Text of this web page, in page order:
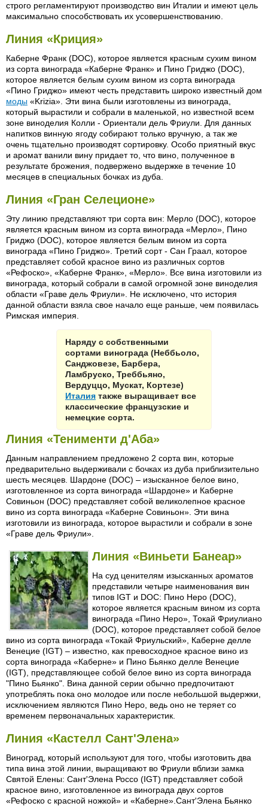
строго регламентируют производство вин Италии и имеют цель
максимально способствовать их усовершенствованию.
Линия «Криция»
Каберне Франк (DOC), которое является красным сухим вином
из сорта винограда «Каберне Франк» и Пино Гриджо (DOC),
которое является белым сухим вином из сорта винограда
«Пино Гриджо» имеют честь представить широко известный дом
моды «Krizia». Эти вина были изготовлены из винограда,
который вырастили и собрали в маленькой, но известной всем
зоне виноделия Колли - Ориентали дель Фриули. Для данных
напитков винную ягоду собирают только вручную, а так же
очень тщательно производят сортировку. Особо приятный вкус
и аромат ванили вину придает то, что вино, полученное в
результате брожения, подвержено выдержке в течение 10
месяцев в специальных бочках из дуба.
Линия «Гран Селеционе»
Эту линию представляют три сорта вин: Мерло (DOC), которое
является красным вином из сорта винограда «Мерло», Пино
Гриджо (DOC), которое является белым вином из сорта
винограда «Пино Гриджо». Третий сорт - Сан Граал, которое
представляет собой красное вино из различных сортов
«Рефоско», «Каберне Франк», «Мерло». Все вина изготовили из
винограда, который собрали в самой огромной зоне виноделия
области «Граве дель Фриули». Не исключено, что история
данной области взяла свое начало еще раньше, чем появилась
Римская империя.
Наряду с собственными
сортами винограда (Неббьоло,
Санджовезе, Барбера,
Ламбруско, Треббьяно,
Вердуццо, Мускат, Кортезе)
Италия также выращивает все
классические французские и
немецкие сорта.
Линия «Тенименти д'Аба»
Данным направлением предложено 2 сорта вин, которые
предварительно выдерживали с бочках из дуба приблизительно
шесть месяцев. Шардоне (DOC) – изысканное белое вино,
изготовленное из сорта винограда «Шардоне» и Каберне
Совиньон (DOC) представляет собой великолепное красное
вино из сорта винограда «Каберне Совиньон». Эти вина
изготовили из винограда, которое вырастили и собрали в зоне
«Граве дель Фриули».
Линия «Виньети Банеар»
На суд ценителям изысканных ароматов
представили четыре наименования вин
типов IGT и DOC: Пино Неро (DOC),
которое является красным вином из сорта
винограда «Пино Неро», Токай Фриулиано
(DOC), которое представляет собой белое
вино из сорта винограда «Токай Фриульский», Каберне делле
Венецие (IGT) – известно, как превосходное красное вино из
сорта винограда «Каберне» и Пино Бьянко делле Венецие
(IGT), представляющее собой белое вино из сорта винограда
"Пино Бьянко". Вина данной серии обычно предпочитают
употреблять пока оно молодое или после небольшой выдержки,
исключением являются Пино Неро, ведь оно не теряет со
временем первоначальных характеристик.
Линия «Кастелл Сант'Элена»
Виноград, который используют для того, чтобы изготовить два
типа вина этой линии, выращивают во Фриули вблизи замка
Святой Елены: Сант'Элена Россо (IGT) представляет собой
красное вино, изготовленное из винограда двух сортов
«Рефоско с красной ножкой» и «Каберне».Сант'Элена Бьянко